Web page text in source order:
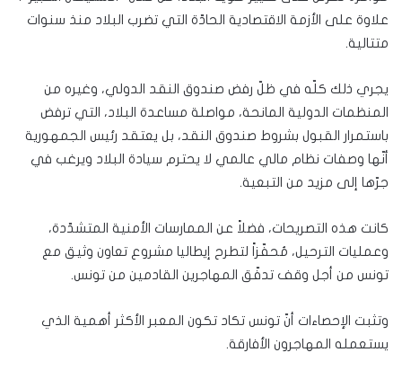
علاوة على الأزمة الاقتصادية الحادّة التي تضرب البلاد منذ سنوات
متتالية.
يجري ذلك كلّه في ظلّ رفض صندوق النقد الدولي، وغيره من
المنظمات الدولية المانحة، مواصلة مساعدة البلاد، التي ترفض
باستمرار القبول بشروط صندوق النقد، بل يعتقد رئيس الجمهورية
أنّها وصفات نظام مالي عالمي لا يحترم سيادة البلاد ويرغب في
جرّها إلى مزيد من التبعية.
كانت هذه التصريحات، فضلاً عن الممارسات الأمنية المتشدّدة،
وعمليات الترحيل، مُحفّزاً لتطرح إيطاليا مشروع تعاون وثيق مع
تونس من أجل وقف تدفّق المهاجرين القادمين من تونس.
وتثبت الإحصاءات أنّ تونس تكاد تكون المعبر الأكثر أهمية الذي
يستعمله المهاجرون الأفارقة.